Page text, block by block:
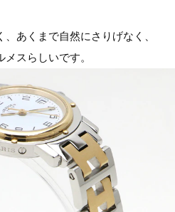
あくまで自然にさりげなく、
スらしいです。